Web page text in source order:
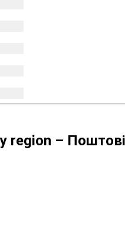
–